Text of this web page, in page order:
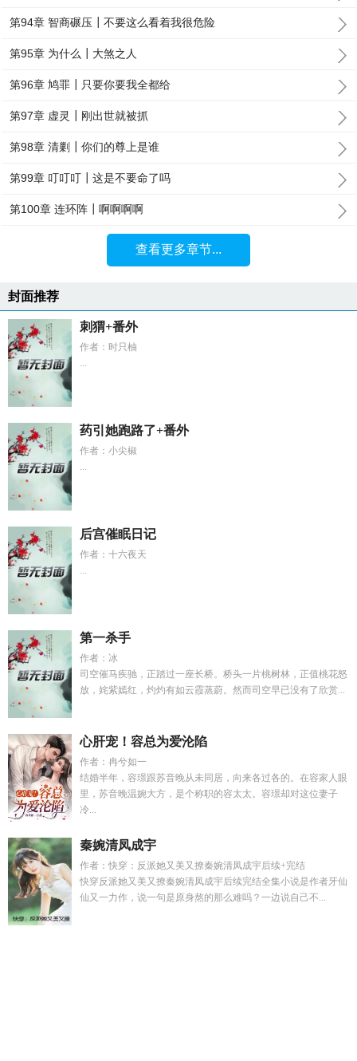
第94章 智商碾压┃不要这么看着我很危险
第95章 为什么┃大煞之人
第96章 鸠罪┃只要你要我全都给
第97章 虚灵┃刚出世就被抓
第98章 清剿┃你们的尊上是谁
第99章 叮叮叮┃这是不要命了吗
第100章 连环阵┃啊啊啊啊
查看更多章节...
封面推荐
刺猬+番外
作者：时只柚
...
药引她跑路了+番外
作者：小尖椒
...
后宫催眠日记
作者：十六夜天
...
第一杀手
作者：冰
司空催马疾驰，正踏过一座长桥。桥头一片桃树林，正值桃花怒
放，姹紫嫣红，灼灼有如云霞蒸蔚。然而司空早已没有了欣赏...
心肝宠！容总为爱沦陷
作者：冉兮如一
结婚半年，容璟跟苏音晚从未同居，向来各过各的。在容家人眼
里，苏音晚温婉大方，是个称职的容太太。容璟却对这位妻子
冷...
秦婉清凤成宇
作者：快穿：反派她又美又撩秦婉清凤成宇后续+完结
快穿反派她又美又撩秦婉清凤成宇后续完结全集小说是作者牙仙
仙又一力作，说一句是原身熬的那么难吗？一边说自己不...